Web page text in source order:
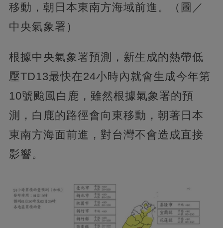
移動，朝日本東南方海域前進。（圖／
中央氣象署）
根據中央氣象署預測，新生成的熱帶低
壓TD13最快在24小時內就會生成今年第
10號颱風白鹿，雖然根據氣象署的預
測，白鹿的路徑會向東移動，朝著日本
東南方海面前進，對台灣不會造成直接
影響。